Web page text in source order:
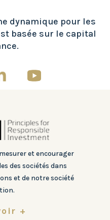
dynamique pour les
basée sur le capital
et encourager
des sociétés dans
et de notre société
+